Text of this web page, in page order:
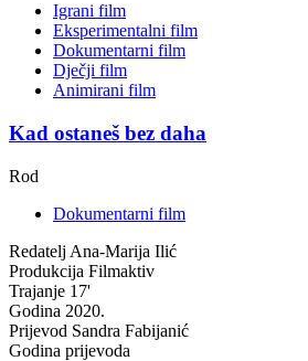
Igrani film
Eksperimentalni film
Dokumentarni film
Dječji film
Animirani film
Kad ostaneš bez daha
Rod
Dokumentarni film
Redatelj Ana-Marija Ilić
Produkcija Filmaktiv
Trajanje 17'
Godina 2020.
Prijevod Sandra Fabijanić
Godina prijevoda